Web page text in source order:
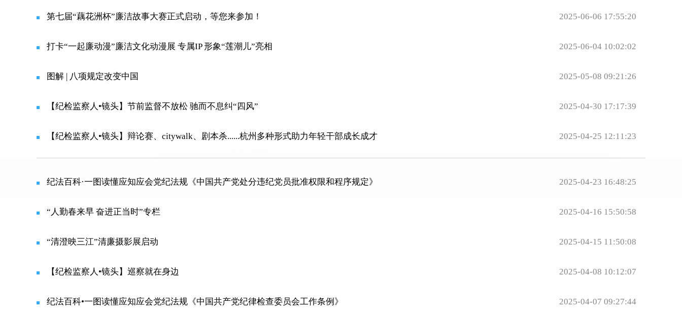
第七届“藕花洲杯”廉洁故事大赛正式启动，等您来参加！ 2025-06-06 17:55:20
打卡“一起廉动漫”廉洁文化动漫展 专属IP 形象“莲潮儿”亮相 2025-06-04 10:02:02
图解 | 八项规定改变中国 2025-05-08 09:21:26
【纪检监察人•镜头】节前监督不放松 驰而不息纠“四风” 2025-04-30 17:17:39
【纪检监察人•镜头】辩论赛、citywalk、剧本杀......杭州多种形式助力年轻干部成长成才 2025-04-25 12:11:23
纪法百科·一图读懂应知应会党纪法规《中国共产党处分违纪党员批准权限和程序规定》 2025-04-23 16:48:25
“人勤春来早 奋进正当时”专栏 2025-04-16 15:50:58
“清澄映三江”清廉摄影展启动 2025-04-15 11:50:08
【纪检监察人•镜头】巡察就在身边 2025-04-08 10:12:07
纪法百科•一图读懂应知应会党纪法规《中国共产党纪律检查委员会工作条例》 2025-04-07 09:27:44